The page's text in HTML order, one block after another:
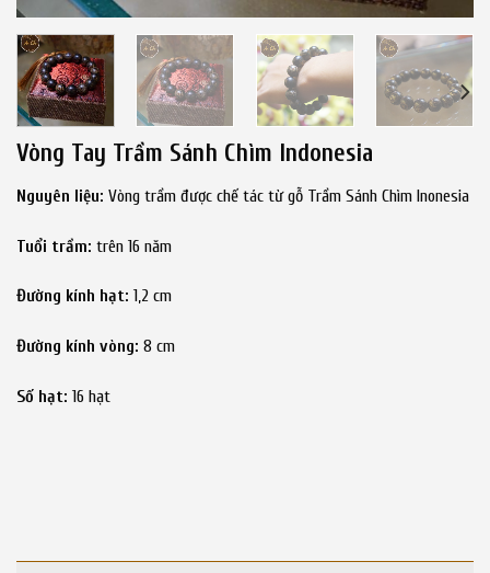
Vòng Tay Trầm Sánh Chìm Indonesia
Nguyên liệu: Vòng trầm được chế tác từ gỗ Trầm Sánh Chìm Inonesia
Tuổi trầm: trên 16 năm
Đường kính hạt: 1,2 cm
Đường kính vòng: 8 cm
Số hạt: 16 hạt